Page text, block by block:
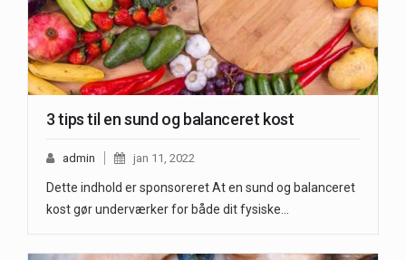
3 tips til en sund og balanceret kost
admin jan 11, 2022
Dette indhold er sponsoreret At en sund og balanceret
kost gør underværker for både dit fysiske…